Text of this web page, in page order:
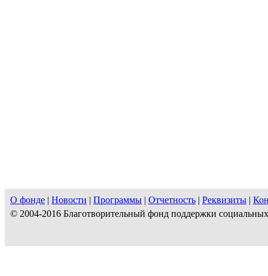
О фонде | Новости | Программы | Отчетность | Реквизиты |
© 2004-2016 Благотворительный фонд поддержки